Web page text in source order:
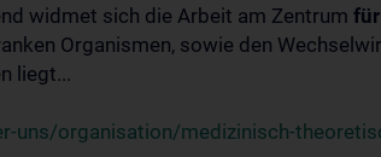
widmet sich die Arbeit am Zentrum für
Organismen, sowie den
liegt...
uns/organisation/medizinisch-